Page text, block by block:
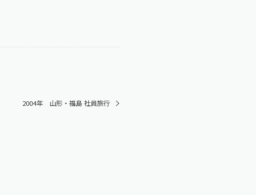
2004年 山形・福島 社員旅行